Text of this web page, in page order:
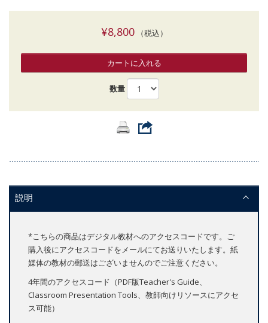
¥8,800（税込）
カートに入れる
数量
説明
*こちらの商品はデジタル教材へのアクセスコードです。ご
購入後にアクセスコードをメールにてお送りいたします。紙
媒体の教材の郵送はございませんのでご注意ください。
4年間のアクセスコード（PDF版Teacher's Guide、
Classroom Presentation Tools、教師向けリソースにアクセ
ス可能）